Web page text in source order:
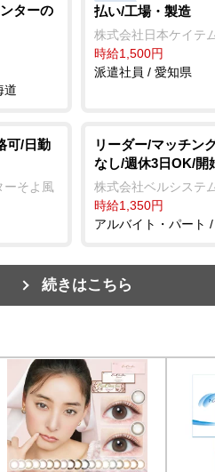
ターの
道
払い/工場・製造
株式会社日本ケイテ
時給1,500円
派遣社員 / 愛知県
可/日勤
ーそよ風
リーダー/マッチン
なし/週休3日OK/開
株式会社ベルシステ
時給1,350円
アルバイト・パート
続きはこちら